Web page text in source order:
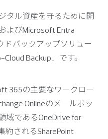
タル資産を守るために開
よびMicrosoft Entra
ドバックアップソリュー
Backup」です。
365の主要なワークロー
Onlineのメールボッ
域であるOneDrive for
約されるSharePoint